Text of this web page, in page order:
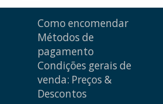
Como encomendar
Métodos de
pagamento
Condições gerais de
venda: Preços &
Descontos